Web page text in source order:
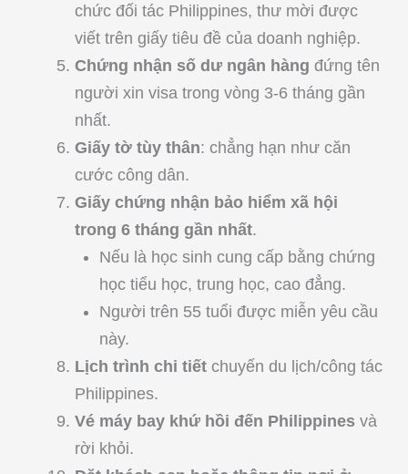
chức đối tác Philippines, thư mời được
viết trên giấy tiêu đề của doanh nghiệp.
Chứng nhận số dư ngân hàng đứng tên
người xin visa trong vòng 3-6 tháng gần
nhất.
Giấy tờ tùy thân: chẳng hạn như căn
cước công dân.
Giấy chứng nhận bảo hiểm xã hội
trong 6 tháng gần nhất.
Nếu là học sinh cung cấp bằng chứng
học tiểu học, trung học, cao đẳng.
Người trên 55 tuổi được miễn yêu cầu
này.
Lịch trình chi tiết chuyến du lịch/công tác
Philippines.
Vé máy bay khứ hồi đến Philippines và
rời khỏi.